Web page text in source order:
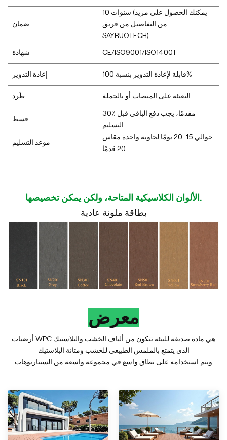
ضمان
10 سنوات (يمكنك الحصول على مزيد
من التفاصيل من فريق
SAYRUOTECH)
شهادة CE/ISO9001/ISO14001
إعادة التدوير قابلة لإعادة التدوير بنسبة 100%
طَرد التعبئة على المنصات أو بالجملة
قسط
30٪ مقدمًا، يجب دفع الباقي قبل
التسليم
موعد التسليم
حوالي 15-20 يومًا لحاوية واحدة مقاس
20 قدمًا
الألوان الكلاسيكية المتاحة، ولكن يمكن تخصيصها.
بطاقة ملونة عادية
معرض
أرضيات WPC هي مادة صديقة للبيئة تتكون من ألياف الخشب والبلاستيك
الذي يتمتع بالملمس الطبيعي للخشب ومتانة البلاستيك
ويتم استخدامه على نطاق واسع في مجموعة واسعة من السيناريوهات